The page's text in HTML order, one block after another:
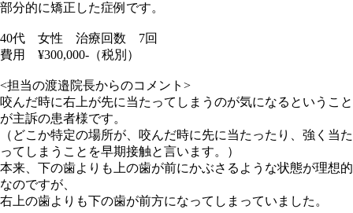
部分的に矯正した症例です。
40代 女性 治療回数 7回
費用 ¥300,000-（税別）
<担当の渡邉院長からのコメント>
咬んだ時に右上が先に当たってしまうのが気になるということ
が主訴の患者様です。
（どこか特定の場所が、咬んだ時に先に当たったり、強く当た
ってしまうことを早期接触と言います。）
本来、下の歯よりも上の歯が前にかぶさるような状態が理想的
なのですが、
右上の歯よりも下の歯が前方になってしまっていました。